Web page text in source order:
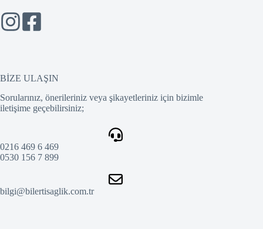
BİZE ULAŞIN
Sorularınız, önerileriniz veya şikayetleriniz için bizimle
iletişime geçebilirsiniz;
0216 469 6 469
0530 156 7 899
bilgi@bilertisaglik.com.tr